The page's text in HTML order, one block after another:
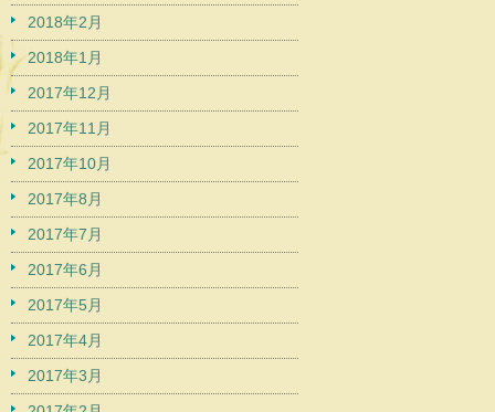
2018年2月
2018年1月
2017年12月
2017年11月
2017年10月
2017年8月
2017年7月
2017年6月
2017年5月
2017年4月
2017年3月